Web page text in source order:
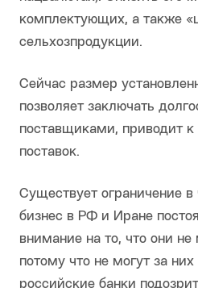
комплектующих, а также
сельхозпродукции.
Сейчас размер
позволяет заключать
поставщиками, приводит к
поставок.
Существует ограничение
бизнес в РФ и Иране
внимание на то, что они не
потому что не могут за них
российские банки